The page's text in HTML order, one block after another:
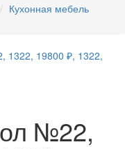
Кухонная мебель
№22,